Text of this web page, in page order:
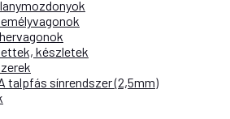
készletek
talpfás sínrendszer (2,5mm)